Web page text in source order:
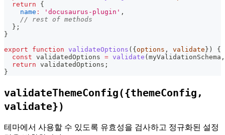
return
{
name : 'docusaurus-plugin' ,
// rest of methods
} ;
}
export
function validateOptions ( {options , validate} )
{
const validatedOptions = validate (myValidationSchema ,
return validatedOptions ;
}
validateThemeConfig({themeConfig,
validate})
테마에서 사용할 수 있도록 유효성을 검사하고 정규화된 설정